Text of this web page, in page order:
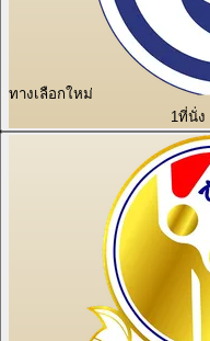
ทางเลือกใหม่
1ที่นั่ง